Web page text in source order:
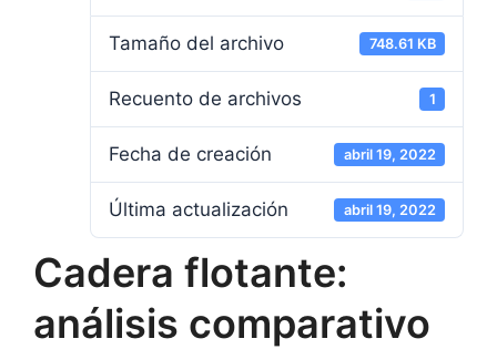
Tamaño del archivo 748.61 KB
Recuento de archivos 1
Fecha de creación abril 19, 2022
Última actualización abril 19, 2022
Cadera flotante:
análisis comparativo